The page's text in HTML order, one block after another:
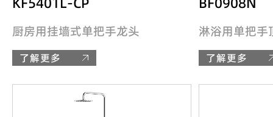
厨房用挂墙式单把手龙头
了解更多
淋浴用单把手
了解更多